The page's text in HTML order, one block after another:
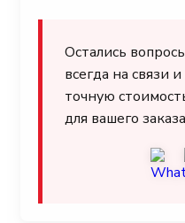
Остались
всегда на связи
точную
для вашего